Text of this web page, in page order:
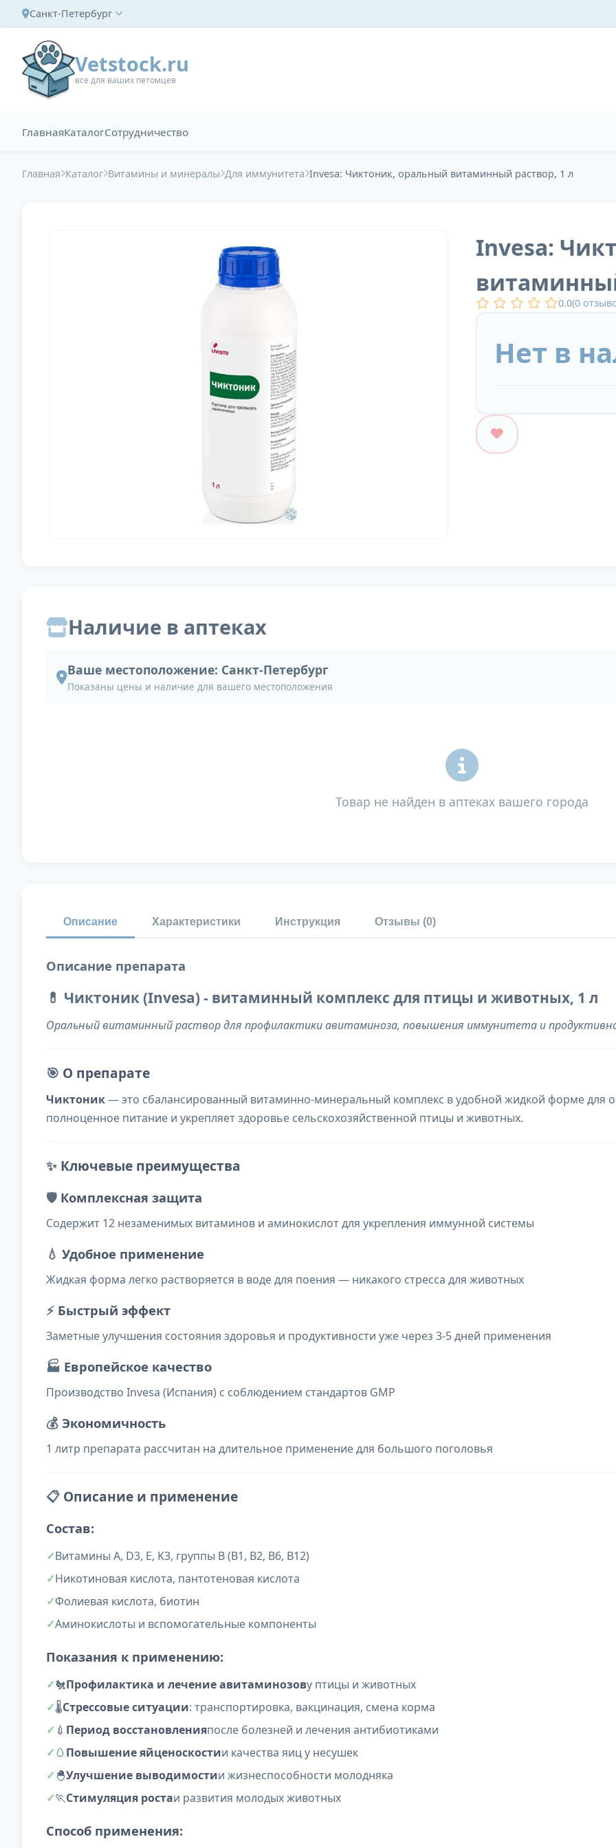
Санкт-Петербург
Vetstock.ru
все для ваших петомцев
ГлавнаяКаталогСотрудничество
Главная Каталог Витамины и минералы Для иммунитета Invesa: Чиктоник, оральный витаминный раствор, 1 л
Invesa:
0.0(0
Нет в
Наличие в аптеках
Ваше местоположение: Санкт-Петербург
Показаны цены и наличие для вашего местоположения
Товар не найден в аптеках вашего города
Описание Характеристики Инструкция Отзывы (0)
Описание препарата
💊 Чиктоник (Invesa) - витаминный комплекс для птицы и животных, 1 л
Оральный витаминный раствор для профилактики авитаминоза, повышения иммунитета и
🎯 О препарате
Чиктоник— это сбалансированный витаминно-минеральный комплекс в удобной жидкой форме для
полноценное питание и укрепляет здоровье сельскохозяйственной птицы и животных.
✨ Ключевые преимущества
🛡️ Комплексная защита
Содержит 12 незаменимых витаминов и аминокислот для укрепления иммунной системы
💧 Удобное применение
Жидкая форма легко растворяется в воде для поения — никакого стресса для животных
⚡ Быстрый эффект
Заметные улучшения состояния здоровья и продуктивности уже через 3-5 дней применения
🏭 Европейское качество
Производство Invesa (Испания) с соблюдением стандартов GMP
💰 Экономичность
1 литр препарата рассчитан на длительное применение для большого поголовья
📋 Описание и применение
Состав:
Витамины A, D3, E, K3, группы B (B1, B2, B6, B12)
Никотиновая кислота, пантотеновая кислота
Фолиевая кислота, биотин
Аминокислоты и вспомогательные компоненты
Показания к применению:
🐔Профилактика и лечение авитаминозову птицы и животных
🌡️Стрессовые ситуации: транспортировка, вакцинация, смена корма
💉 Период восстановленияпосле болезней и лечения антибиотиками
🥚 Повышение яйценоскостии качества яиц у несушек
🐣Улучшение выводимостии жизнеспособности молодняка
🏃Стимуляция ростаи развития молодых животных
Способ применения: